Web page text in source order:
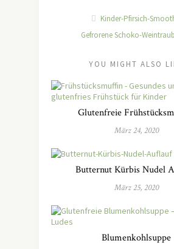
Kinder-Pfirsich-
Gefrorene Schoko-
YOU MIGHT ALSO
Glutenfreie
März 24, 2020
Butternut Kürbis Nudel
März 25, 2020
Blumenkohlsuppe